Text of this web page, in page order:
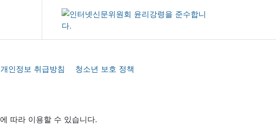
개인정보 취급방침
청소년 보호 정책
에 따라 이용할 수 있습니다.